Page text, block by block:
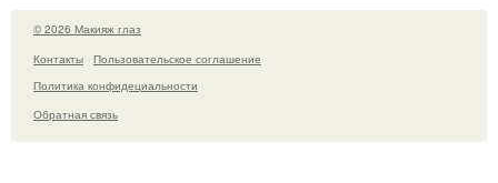
© 2026 Макияж глаз
Контакты
Пользовательское соглашение
Политика конфидециальности
Обратная связь